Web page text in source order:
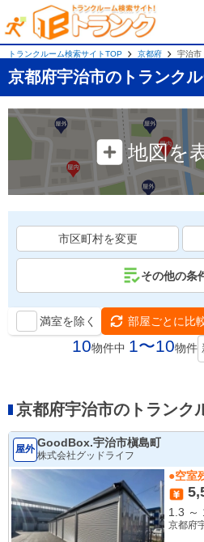
トランクルーム検索サイトTOP 京都府 宇治市
京都府宇治市のトランク
地図を
市区町村を変更
その他の条
満室を除く 部屋ごとに比
10物件中 1〜10物件
京都府宇治市のトランク
屋外 GoodBox.宇治市槇島町
株式会社グッドライフ
●空室
1.3 ～
京都府